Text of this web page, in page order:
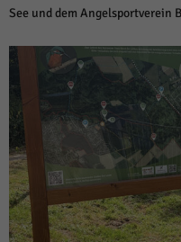
See und dem Angelsportverein
Statistik Cookies erfassen
Cookie-
Marketing (1)
Marketing-Cookies werden von
um personalisierte Werbung
über Websites hinweg verfolgen.
Cookie-
Externe Medien (6)